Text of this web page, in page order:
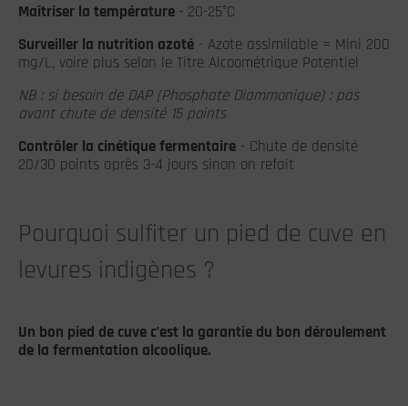
Maîtriser la température - 20-25°C
Surveiller la nutrition azoté - Azote assimilable = Mini 200
mg/L, voire plus selon le Titre Alcoométrique Potentiel
NB : si besoin de DAP (Phosphate Diammonique) : pas
avant chute de densité 15 points
Contrôler la cinétique fermentaire - Chute de densité
20/30 points après 3-4 jours sinon on refait
Pourquoi sulfiter un pied de cuve en
levures indigènes ?
Un bon pied de cuve c’est la garantie du bon déroulement
de la fermentation alcoolique.